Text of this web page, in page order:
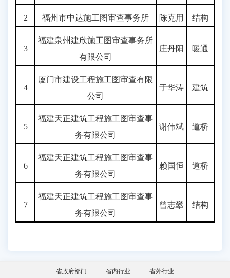
2 福州市中达施工图审查事务所 陈克用 结构
3
福建泉州建欣施工图审查事务所
有限公司
庄丹阳 暖通
4
厦门市建设工程施工图审查有限
公司
于华涛 建筑
5
福建天正建筑工程施工图审查事
务有限公司
谢伟斌 道桥
6
福建天正建筑工程施工图审查事
务有限公司
赖国恒 道桥
7
福建天正建筑工程施工图审查事
务有限公司
曾志攀 结构
省政府部门 省内行业 省外行业